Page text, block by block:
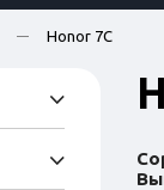
Honor 7C